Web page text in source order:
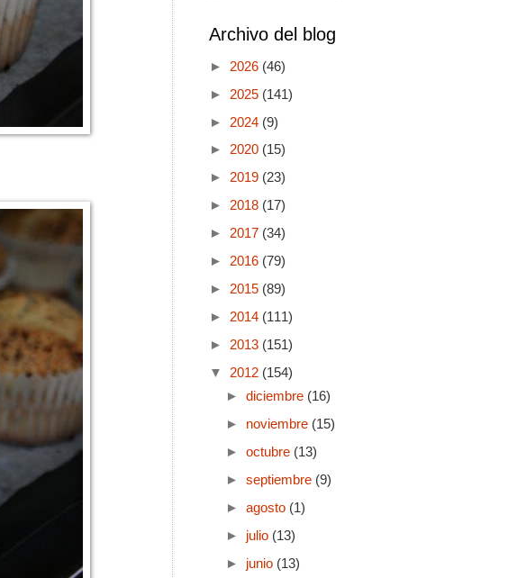
Archivo del blog
► 2026 (46)
► 2025 (141)
► 2024 (9)
► 2020 (15)
► 2019 (23)
► 2018 (17)
► 2017 (34)
► 2016 (79)
► 2015 (89)
► 2014 (111)
► 2013 (151)
▼ 2012 (154)
► diciembre (16)
► noviembre (15)
► octubre (13)
► septiembre (9)
► agosto (1)
► julio (13)
► junio (13)